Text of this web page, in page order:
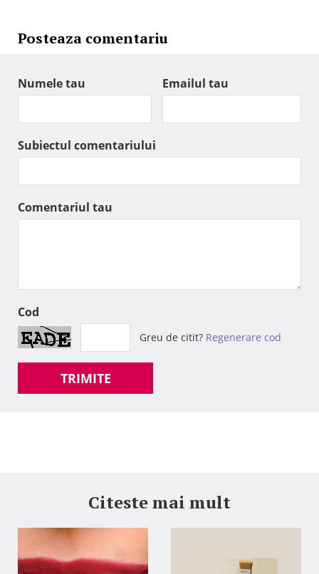
Posteaza comentariu
Numele tau Emailul tau
Subiectul comentariului
Comentariul tau
Cod
Greu de citit? Regenerare cod
TRIMITE
Citeste mai mult